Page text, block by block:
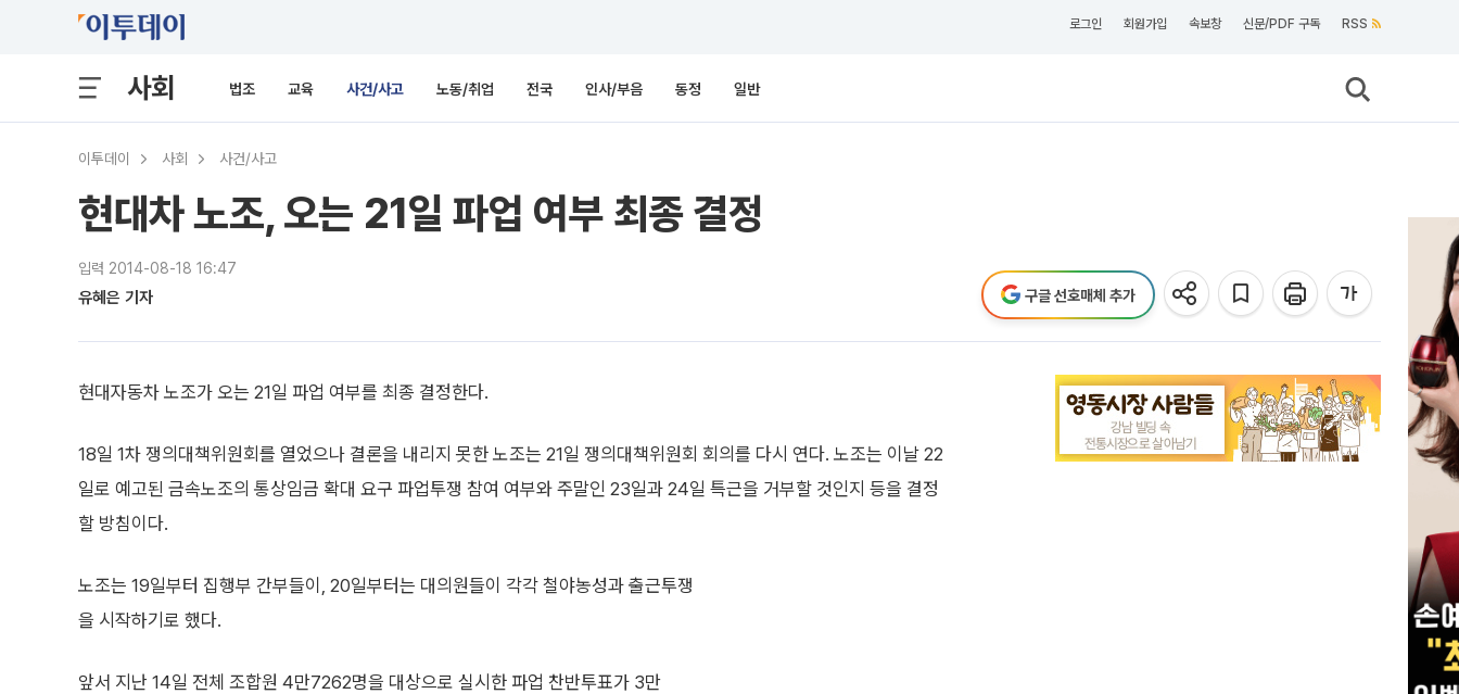
로그인 회원가입 속보창 신문/PDF 구독 RSS
사회 법조 교육 사건/사고 노동/취업 전국 인사/부음 동정 일반
이투데이 사회 사건/사고
현대차 노조, 오는 21일 파업 여부 최종 결정
입력 2014-08-18 16:47
유혜은 기자 구글 선호매체 추가
현대자동차 노조가 오는 21일 파업 여부를 최종 결정한다.
18일 1차 쟁의대책위원회를 열었으나 결론을 내리지 못한 노조는 21일 쟁의대책위원회 회의를 다시 연다. 노조는 이날 22
일로 예고된 금속노조의 통상임금 확대 요구 파업투쟁 참여 여부와 주말인 23일과 24일 특근을 거부할 것인지 등을 결정
할 방침이다.
노조는 19일부터 집행부 간부들이, 20일부터는 대의원들이 각각 철야농성과 출근투쟁
을 시작하기로 했다.
앞서 지난 14일 전체 조합원 4만7262명을 대상으로 실시한 파업 찬반투표가 3만